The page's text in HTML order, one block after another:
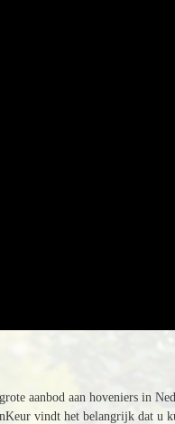
aanbod aan hoveniers in
vindt het belangrijk dat u